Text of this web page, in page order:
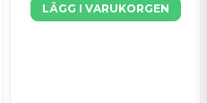
LÄGG I VARUKORGEN